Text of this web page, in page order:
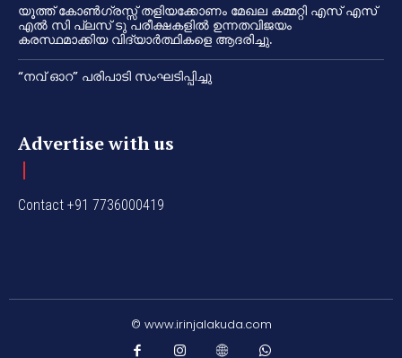
യൂത്ത് കോൺഗ്രസ്സ് തളിയക്കോണം മേഖല കമ്മറ്റി എസ് എസ്
എൽ സി പ്ലസ് ടു പരീക്ഷകളിൽ ഉന്നതവിജയം
കരസ്ഥമാക്കിയ വിദ്യാർത്ഥികളെ ആദരിച്ചു.
“നവ് ഓറ” പരിപാടി സംഘടിപ്പിച്ചു
Advertise with us
Contact +91 7736000419
© www.irinjalakuda.com